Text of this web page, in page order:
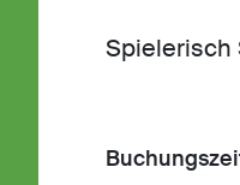
Spielerisch